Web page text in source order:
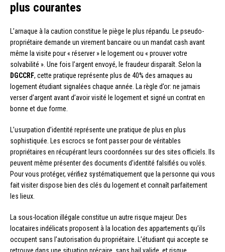
plus courantes
L’arnaque à la caution constitue le piège le plus répandu. Le pseudo-
propriétaire demande un virement bancaire ou un mandat cash avant
même la visite pour « réserver » le logement ou « prouver votre
solvabilité ». Une fois l’argent envoyé, le fraudeur disparaît. Selon la
DGCCRF, cette pratique représente plus de 40% des arnaques au
logement étudiant signalées chaque année. La règle d’or: ne jamais
verser d’argent avant d’avoir visité le logement et signé un contrat en
bonne et due forme.
L’usurpation d’identité représente une pratique de plus en plus
sophistiquée. Les escrocs se font passer pour de véritables
propriétaires en récupérant leurs coordonnées sur des sites officiels. Ils
peuvent même présenter des documents d’identité falsifiés ou volés.
Pour vous protéger, vérifiez systématiquement que la personne qui vous
fait visiter dispose bien des clés du logement et connaît parfaitement
les lieux.
La sous-location illégale constitue un autre risque majeur. Des
locataires indélicats proposent à la location des appartements qu’ils
occupent sans l’autorisation du propriétaire. L’étudiant qui accepte se